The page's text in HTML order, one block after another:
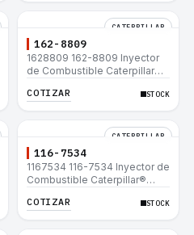
CATERPILLAR
162-8809
1628809 162-8809 Inyector
de Combustible Caterpillar®
3516C 854G 992G
COTIZAR STOCK
CATERPILLAR
116-7534
1167534 116-7534 Inyector de
Combustible Caterpillar®
3516C 854G 992G
COTIZAR STOCK